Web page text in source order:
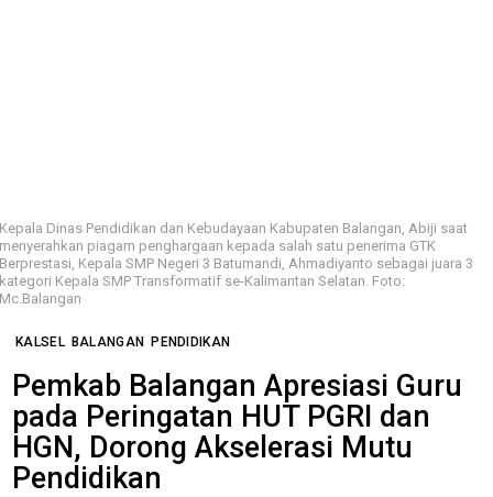
Kepala Dinas Pendidikan dan Kebudayaan Kabupaten Balangan, Abiji saat
menyerahkan piagam penghargaan kepada salah satu penerima GTK
Berprestasi, Kepala SMP Negeri 3 Batumandi, Ahmadiyanto sebagai juara 3
kategori Kepala SMP Transformatif se-Kalimantan Selatan. Foto:
Mc.Balangan
KALSEL BALANGAN PENDIDIKAN
Pemkab Balangan Apresiasi Guru
pada Peringatan HUT PGRI dan
HGN, Dorong Akselerasi Mutu
Pendidikan